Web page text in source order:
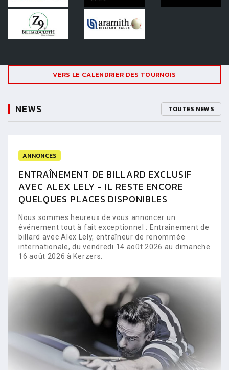
VERS LE CALENDRIER DES TOURNOIS
NEWS TOUTES NEWS
ANNONCES
ENTRAÎNEMENT DE BILLARD EXCLUSIF
AVEC ALEX LELY - IL RESTE ENCORE
QUELQUES PLACES DISPONIBLES
Nous sommes heureux de vous annoncer un
événement tout à fait exceptionnel : Entraînement de
billard avec Alex Lely, entraîneur de renommée
internationale, du vendredi 14 août 2026 au dimanche
16 août 2026 à Kerzers.